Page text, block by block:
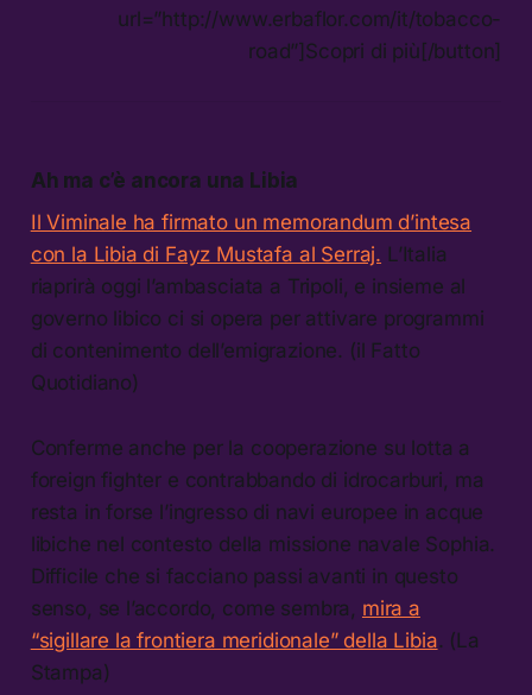
url=”http://www.erbaflor.com/it/tobacco-
road”]Scopri di più[/button]
Ah ma c’è ancora una Libia
Il Viminale ha firmato un memorandum d’intesa
con la Libia di Fayz Mustafa al Serraj. L’Italia
riaprirà oggi l’ambasciata a Tripoli, e insieme al
governo libico ci si opera per attivare programmi
di contenimento dell’emigrazione. (il Fatto
Quotidiano)
Conferme anche per la cooperazione su lotta a
foreign fighter e contrabbando di idrocarburi, ma
resta in forse l’ingresso di navi europee in acque
libiche nel contesto della missione navale Sophia.
Difficile che si facciano passi avanti in questo
senso, se l’accordo, come sembra, mira a
“sigillare la frontiera meridionale” della Libia. (La
Stampa)